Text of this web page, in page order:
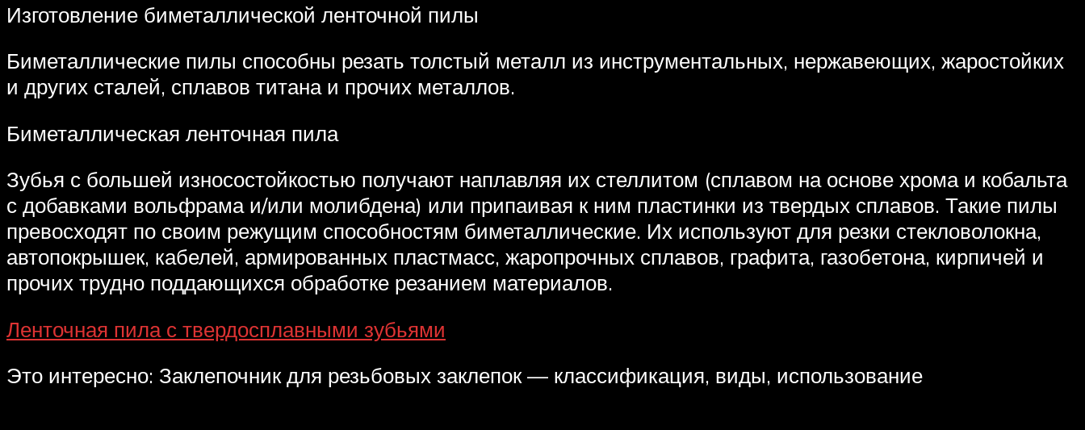
Изготовление биметаллической ленточной пилы
Биметаллические пилы способны резать толстый металл из инструментальных, нержавеющих, жаростойких
и других сталей, сплавов титана и прочих металлов.
Биметаллическая ленточная пила
Зубья с большей износостойкостью получают наплавляя их стеллитом (сплавом на основе хрома и кобальта
с добавками вольфрама и/или молибдена) или припаивая к ним пластинки из твердых сплавов. Такие пилы
превосходят по своим режущим способностям биметаллические. Их используют для резки стекловолокна,
автопокрышек, кабелей, армированных пластмасс, жаропрочных сплавов, графита, газобетона, кирпичей и
прочих трудно поддающихся обработке резанием материалов.
Ленточная пила с твердосплавными зубьями
Это интересно: Заклепочник для резьбовых заклепок — классификация, виды, использование